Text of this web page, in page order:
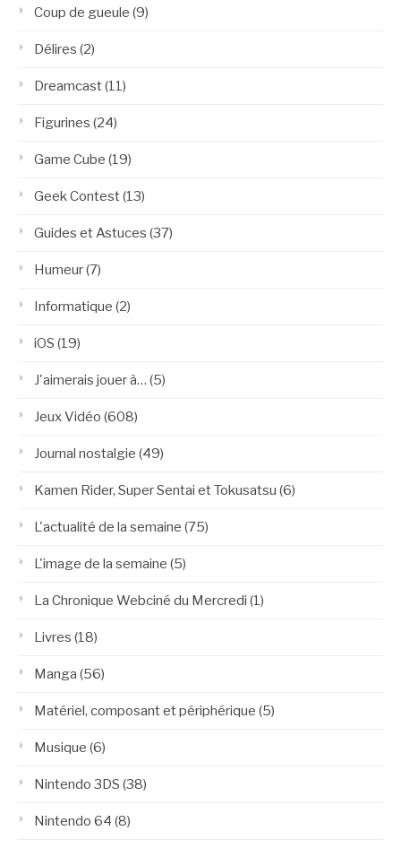
Coup de gueule (9)
Délires (2)
Dreamcast(11)
Figurines (24)
Game Cube (19)
Geek Contest(13)
Guides et Astuces (37)
Humeur(7)
Informatique (2)
iOS (19)
J'aimerais jouer à… (5)
Jeux Vidéo (608)
Journal nostalgie (49)
Kamen Rider, Super Sentai et Tokusatsu (6)
L'actualité de la semaine (75)
L'image de la semaine (5)
La Chronique Webciné du Mercredi (1)
Livres (18)
Manga (56)
Matériel, composant et périphérique (5)
Musique (6)
Nintendo 3DS (38)
Nintendo 64 (8)